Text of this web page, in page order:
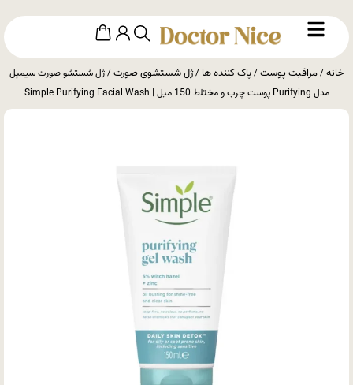
خانه/مراقبت پوست/پاک کننده ها /ژل شستشوی صورت/ ژل شستشو صورت سیمپل
مدل Purifying پوست چرب و مختلط 150 میل | Simple Purifying Facial Wash